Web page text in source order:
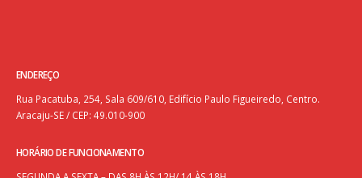
ENDEREÇO
Rua Pacatuba, 254, Sala 609/610, Edifício Paulo Figueiredo, Centro.
Aracaju-SE / CEP: 49.010-900
HORÁRIO DE FUNCIONAMENTO